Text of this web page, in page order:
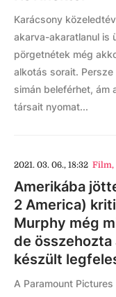
Karácsony
akarva-akaratlanul is
pörgetnétek még
alkotás sorait.
simán beleférhet, ám
társait nyomat...
2021. 03. 06., 18:32 Film,
Amerikába
2 America)
Murphy még
de összehozta
készült
A Paramount